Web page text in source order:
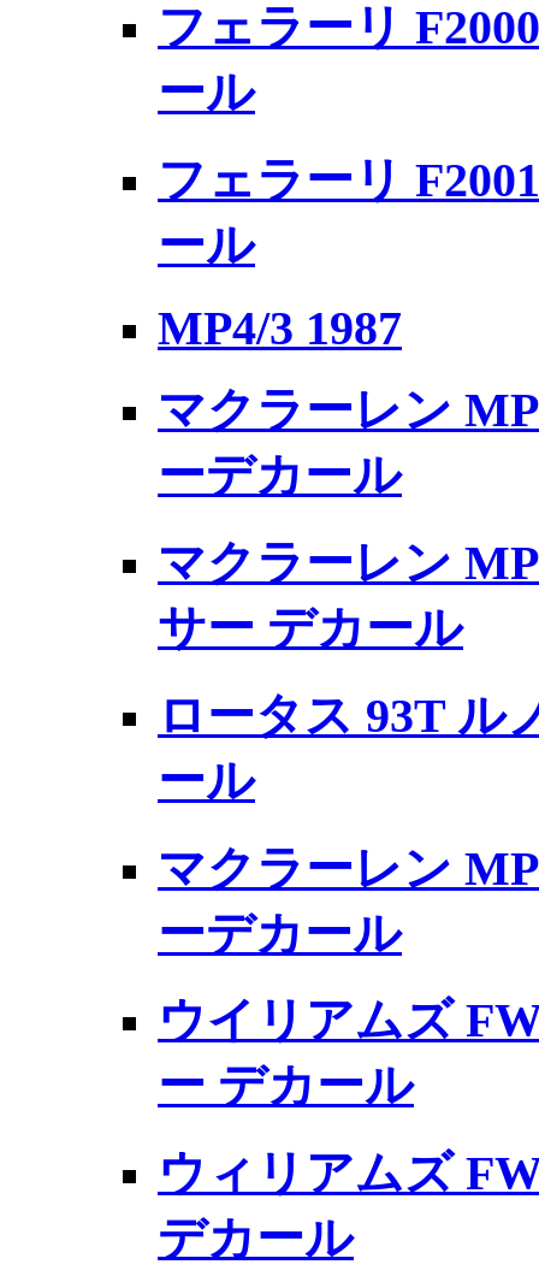
フェラーリ
ール
フェラーリ
ール
MP4/3 1987
マクラーレン
ーデカール
マクラーレン
サー デカール
ロータス 93T ル
ール
マクラーレン
ーデカール
ウイリアムズ
ー デカール
ウィリアムズ
デカール